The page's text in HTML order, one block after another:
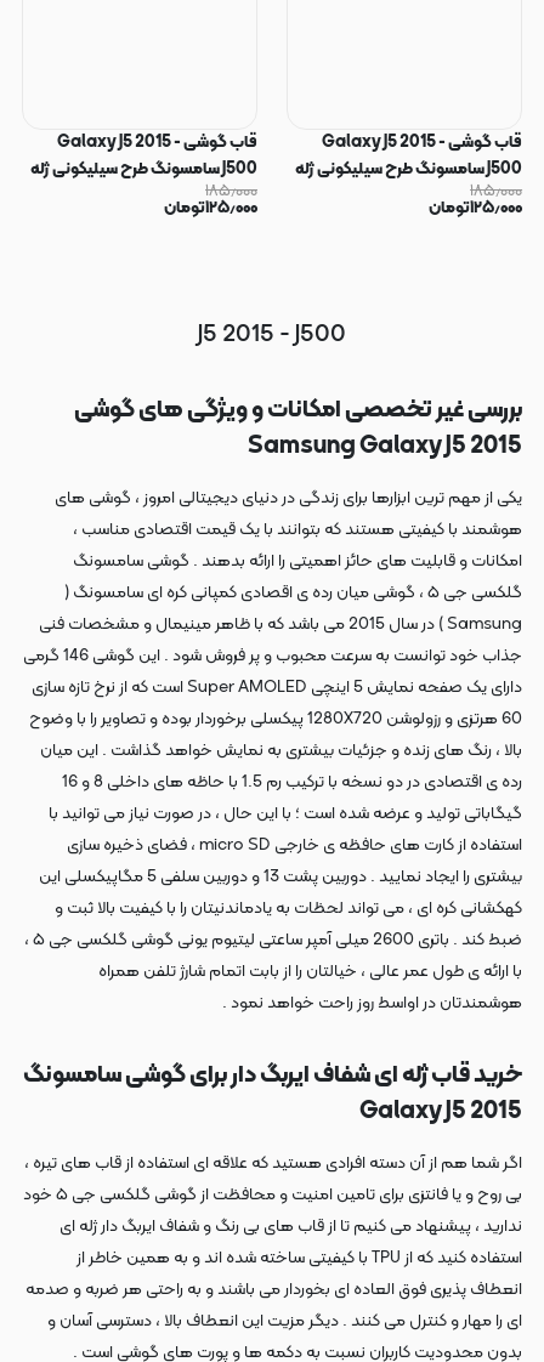
قاب گوشی Galaxy J5 2015 -
J500 سامسونگ طرح سیلیکونی ژله
ای TPU طوسی کد 128097
۱۸۵٫۰۰۰
۱۲۵٫۰۰۰تومان
قاب گوشی Galaxy J5 2015 -
J500 سامسونگ طرح سیلیکونی ژله
ای TPU خاکستری تیره کد 128095
۱۸۵٫۰۰۰
۱۲۵٫۰۰۰تومان
J5 2015 - J500
بررسی غیر تخصصی امکانات و ویژگی های گوشی
Samsung Galaxy J5 2015
یکی از مهم ترین ابزارها برای زندگی در دنیای دیجیتالی امروز ، گوشی های
هوشمند با کیفیتی هستند که بتوانند با یک قیمت اقتصادی مناسب ،
امکانات و قابلیت های حائز اهمیتی را ارائه بدهند . گوشی سامسونگ
گلکسی جی ۵ ، گوشی میان رده ی اقصادی کمپانی کره ای سامسونگ (
Samsung ) در سال 2015 می باشد که با ظاهر مینیمال و مشخصات فنی
جذاب خود توانست به سرعت محبوب و پر فروش شود . این گوشی 146 گرمی
دارای یک صفحه نمایش 5 اینچی Super AMOLED است که از نرخ تازه سازی
60 هرتزی و رزولوشن 1280X720 پیکسلی برخوردار بوده و تصاویر را با وضوح
بالا ، رنگ های زنده و جزئیات بیشتری به نمایش خواهد گذاشت . این میان
رده ی اقتصادی در دو نسخه با ترکیب رم 1.5 با حاظه های داخلی 8 و 16
گیگاباتی تولید و عرضه شده است ؛ با این حال ، در صورت نیاز می توانید با
استفاده از کارت های حافظه ی خارجی micro SD ، فضای ذخیره سازی
بیشتری را ایجاد نمایید . دوربین پشت 13 و دوربین سلفی 5 مگاپیکسلی این
کهکشانی کره ای ، می تواند لحظات به یادماندنیتان را با کیفیت بالا ثبت و
ضبط کند . باتری 2600 میلی آمپر ساعتی لیتیوم یونی گوشی گلکسی جی ۵ ،
با ارائه ی طول عمر عالی ، خیالتان را از بابت اتمام شارژ تلفن همراه
هوشمندتان در اواسط روز راحت خواهد نمود .
خرید قاب ژله ای شفاف ایربگ دار برای گوشی سامسونگ
Galaxy J5 2015
اگر شما هم از آن دسته افرادی هستید که علاقه ای استفاده از قاب های تیره ،
بی روح و یا فانتزی برای تامین امنیت و محافظت از گوشی گلکسی جی ۵ خود
ندارید ، پیشنهاد می کنیم تا از قاب های بی رنگ و شفاف ایربگ دار ژله ای
استفاده کنید که از TPU با کیفیتی ساخته شده اند و به همین خاطر از
انعطاف پذیری فوق العاده ای بخوردار می باشند و به راحتی هر ضربه و صدمه
ای را مهار و کنترل می کنند . دیگر مزیت این انعطاف بالا ، دسترسی آسان و
بدون محدودیت کاربران نسبت به دکمه ها و پورت های گوشی است .